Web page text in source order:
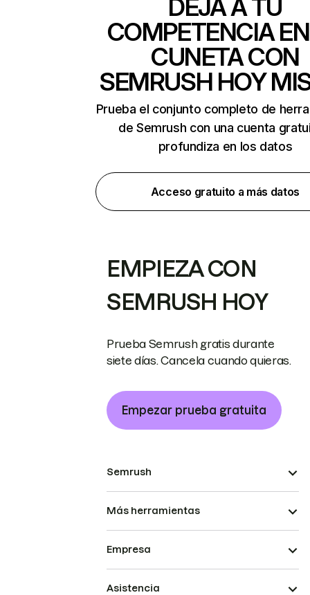
DEJA A TU
COMPETENCIA
CUNETA CON
SEMRUSH HOY
Prueba el conjunto completo de
de Semrush con una cuenta
profundiza en los datos
Acceso gratuito a más datos
EMPIEZA CON
SEMRUSH HOY
Prueba Semrush gratis durante
siete días. Cancela cuando quieras.
Empezar prueba gratuita
Semrush
Más herramientas
Empresa
Asistencia